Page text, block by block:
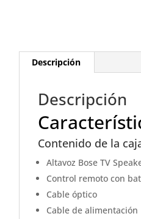
Descripción
Descripción
Contenido de la
Altavoz Bose TV
Control remoto con
Cable óptico
Cable de alimentación